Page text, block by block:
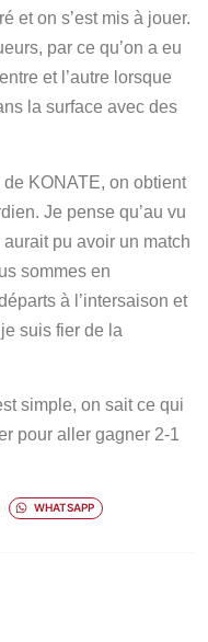
et on s’est mis à jouer.
par ce qu’on a eu
et l’autre lorsque
la surface avec des
KONATE, on obtient
Je pense qu’au vu
pu avoir un match
sommes en
à l’intersaison et
suis fier de la
simple, on sait ce qui
pour aller gagner 2-1
WHATSAPP